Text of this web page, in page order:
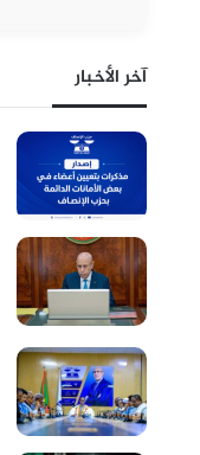
آخر الأخبار